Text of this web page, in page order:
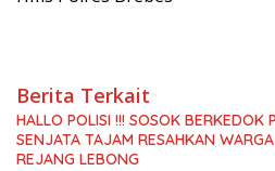
Berita Terkait
HALLO POLISI !!! SOSOK BERKEDOK
SENJATA TAJAM RESAHKAN
REJANG LEBONG